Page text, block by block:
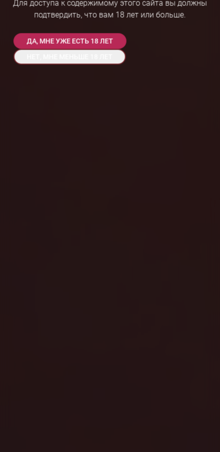
Для доступа к содержимому этого сайта вы должны
подтвердить, что вам 18 лет или больше.
ДА, МНЕ УЖЕ ЕСТЬ 18 ЛЕТ